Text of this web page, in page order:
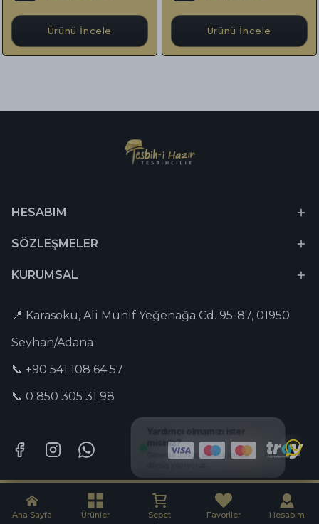
Ürünü İncele Ürünü İncele
HESABIM
SÖZLEŞMELER
KURUMSAL
📍 Karasoku, Ali Münif Yeğenağa Cd. 95-87, 01950
Seyhan/Adana
📞 +90 541 108 64 57
📞 0 850 305 31 98
Tesbih-i Hazır © 2026 Tüm Hakları Saklıdır. | Captain Digital •Dijital
Pazarlama Ajansı
Ana Sayfa Ürünler Sepet Favoriler Hesabım